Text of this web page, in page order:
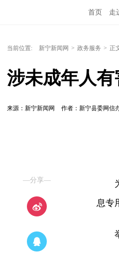
首页 走
当前位置: 新宁新闻网 > 政务服务 > 正
涉未成年人
来源：新宁新闻网 作者：新宁县委网信
—分享—
息专